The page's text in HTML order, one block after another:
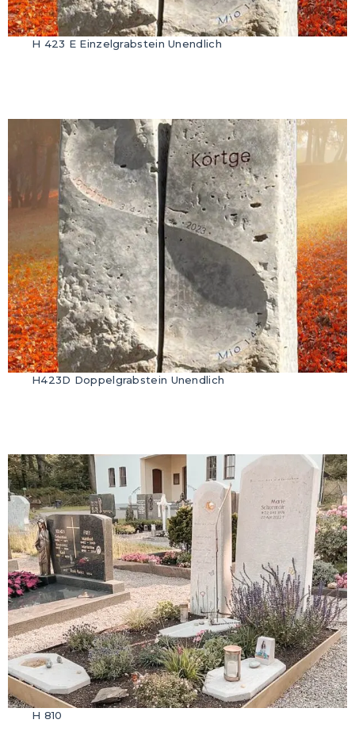
H 423 E Einzelgrabstein Unendlich
H423D Doppelgrabstein Unendlich
H 810